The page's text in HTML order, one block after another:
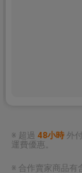
※ 超過 48小時 外
運費優惠。
※ 合作賣家商品有